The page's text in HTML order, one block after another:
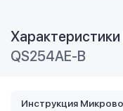
Характеристики
QS254AE-B